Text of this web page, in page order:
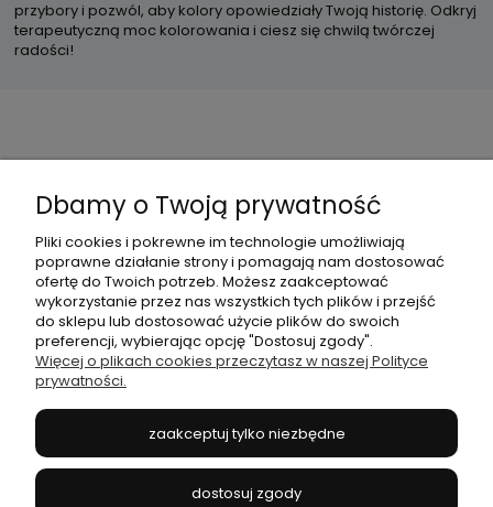
przybory i pozwól, aby kolory opowiedziały Twoją historię. Odkryj
terapeutyczną moc kolorowania i ciesz się chwilą twórczej
radości!
MOJE KONTO
BOK ARTMAKER ®
Artmaker.pl - akcesoria plastyczne i kreatywne | NIP: 8311640361, REGON: 386815540,
Dbamy o Twoją prywatność
Pliki cookies i pokrewne im technologie umożliwiają
poprawne działanie strony i pomagają nam dostosować
ofertę do Twoich potrzeb. Możesz zaakceptować
wykorzystanie przez nas wszystkich tych plików i przejść
do sklepu lub dostosować użycie plików do swoich
preferencji, wybierając opcję "Dostosuj zgody".
Więcej o plikach cookies przeczytasz w naszej Polityce
prywatności.
zaakceptuj tylko niezbędne
dostosuj zgody